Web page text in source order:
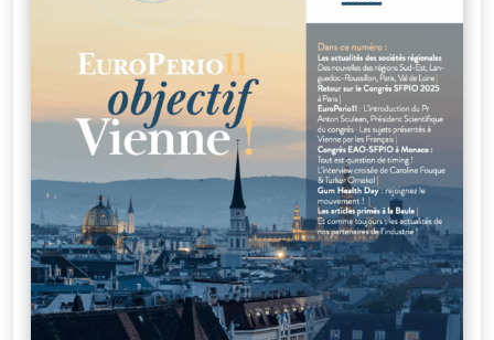
Mot de passe
Devenir
membre
de la SFPIO
Rejoignez-